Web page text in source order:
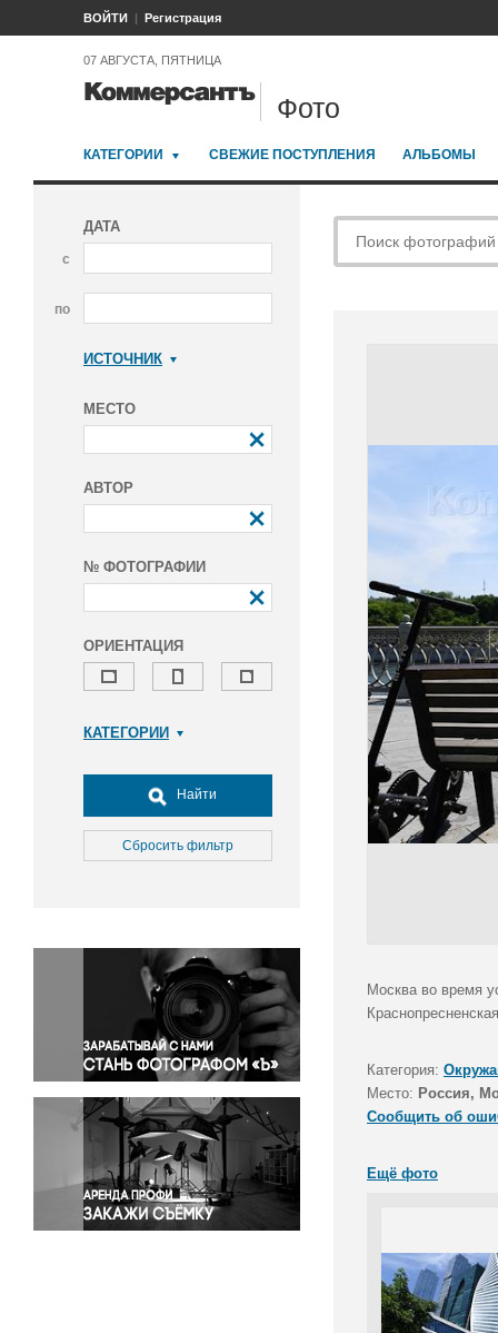
ВОЙТИ Регистрация
07 АВГУСТА, ПЯТНИЦА
Фото
КАТЕГОРИИ СВЕЖИЕ ПОСТУПЛЕНИЯ АЛЬБОМЫ
ДАТА
с
по
ИСТОЧНИК
МЕСТО
АВТОР
№ ФОТОГРАФИИ
ОРИЕНТАЦИЯ
КАТЕГОРИИ
Досуг, туризм и отдых
Культура
Медицина
Окружающая среда
Политика
Правосудие
Происшествия и конфликты
Религия
Светская жизнь
Спорт
Экология
Экономика и бизнес
Найти
Сбросить фильтр
Москва во время
Категория:
Место: Россия,
Сообщить об
Ещё фото